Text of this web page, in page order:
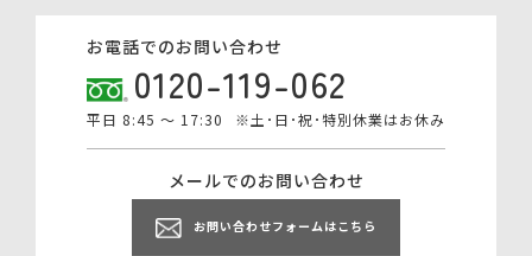
お電話でのお問い合わせ
0120-119-062
平日 8:45 ～ 17:30 ※土･日･祝･特別休業はお休み
メールでのお問い合わせ
お問い合わせフォームはこちら